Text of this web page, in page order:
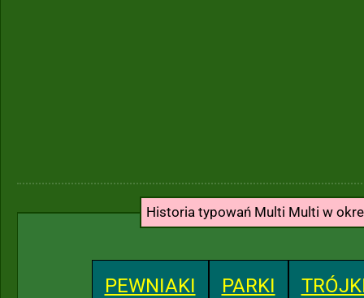
Historia typowań Multi Multi w
PEWNIAKI PARKI